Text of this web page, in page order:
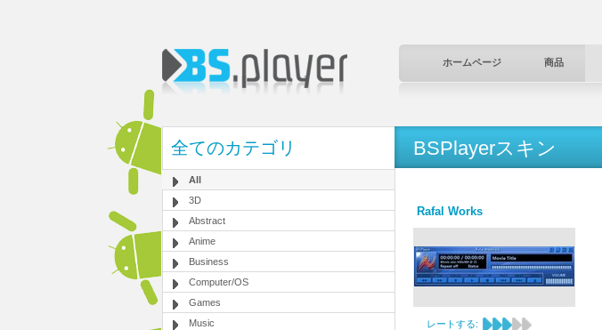
ホームページ 商品
全てのカテゴリ
All
3D
Abstract
Anime
Business
Computer/OS
Games
Music
BSPlayerスキン
Rafal Works
レートする: